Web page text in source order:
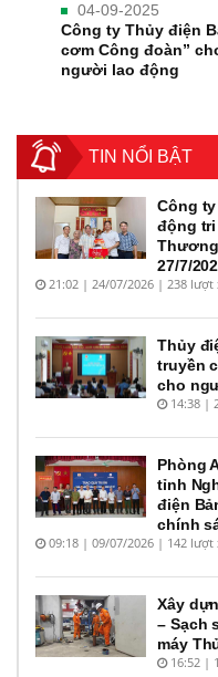
04-09-2025
Công ty Thủy điện
cơm Công đoàn”
người lao động
TIN NỔI BẬT
Công
động tri
27/7/
21:02 | 24/07/2026 | 238 lượt
Thủy
truyền
cho
14:38 |
Phòng
tỉnh
điện
chính
09:18 | 09/07/2026 | 142 lượt
Xây
– Sạch
máy
16:52 |